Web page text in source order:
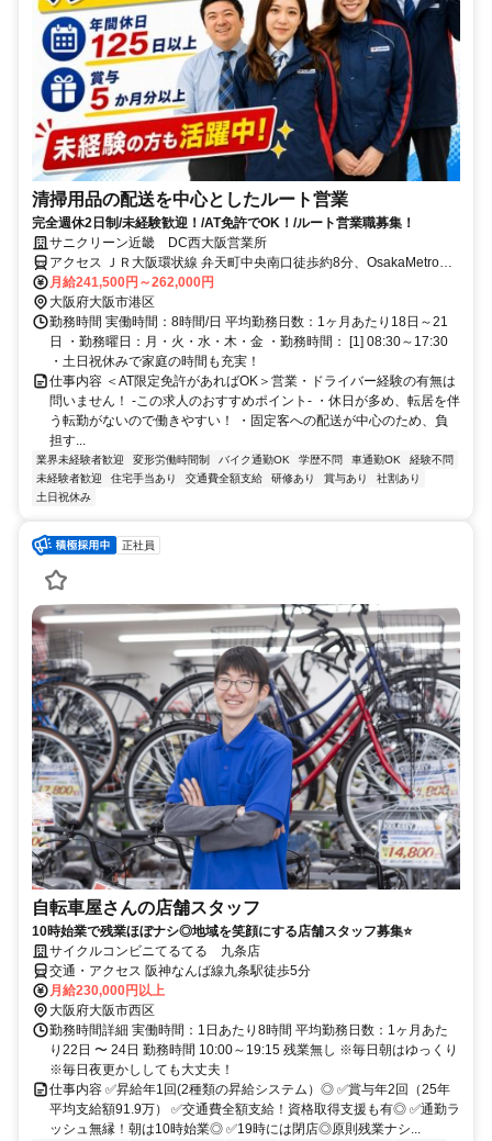
清掃用品の配送を中心としたルート営業
完全週休2日制/未経験歓迎！/AT免許でOK！/ルート営業職募集！
サニクリーン近畿 DC西大阪営業所
アクセス ＪＲ大阪環状線 弁天町中央南口徒歩約8分、OsakaMetro中
央線 弁天町中央南口徒歩約8分、OsakaMetro中央線 九条（大阪府）1
番口徒歩約12分
月給241,500円～262,000円
大阪府大阪市港区
勤務時間 実働時間：8時間/日 平均勤務日数：1ヶ月あたり18日～21
日 ・勤務曜日：月・火・水・木・金 ・勤務時間： [1] 08:30～17:30
・土日祝休みで家庭の時間も充実！
仕事内容 ＜AT限定免許があればOK＞営業・ドライバー経験の有無は
問いません！ -この求人のおすすめポイント- ・休日が多め、転居を伴
う転勤がないので働きやすい！ ・固定客への配送が中心のため、負
担す...
業界未経験者歓迎 変形労働時間制 バイク通勤OK 学歴不問 車通勤OK
経験不問
未経験者歓迎
住宅手当あり 交通費全額支給 研修あり 賞与あり
社割あり
土日祝休み
正社員
自転車屋さんの店舗スタッフ
10時始業で残業ほぼナシ◎地域を笑顔にする店舗スタッフ募集⭐
サイクルコンビニてるてる 九条店
交通・アクセス 阪神なんば線九条駅徒歩5分
月給230,000円以上
大阪府大阪市西区
勤務時間詳細 実働時間：1日あたり8時間 平均勤務日数：1ヶ月あた
り22日 〜 24日 勤務時間 10:00～19:15 残業無し ※毎日朝はゆっくり
※毎日夜更かししても大丈夫！
仕事内容 ✅昇給年1回(2種類の昇給システム）◎ ✅賞与年2回（25年
平均支給額91.9万） ✅交通費全額支給！資格取得支援も有◎ ✅通勤ラ
ッシュ無縁！朝は10時始業◎ ✅19時には閉店◎原則残業ナシ...